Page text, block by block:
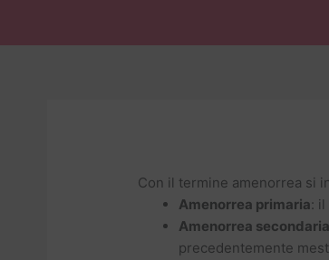
Con il termine amenorrea si
Amenorrea primaria:
Amenorrea secondaria
precedentemente